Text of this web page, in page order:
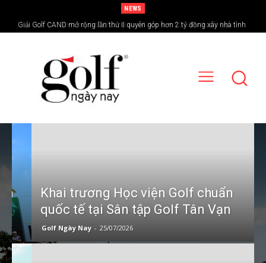
NEWS
24H Group tổ chức giải golf kỷ niệm 15 năm thành lập
Khai trương Học viện Golf chuẩn
quốc tế tại Sân tập Golf Tân Vạn
Golf Ngày Nay - 25/07/2026